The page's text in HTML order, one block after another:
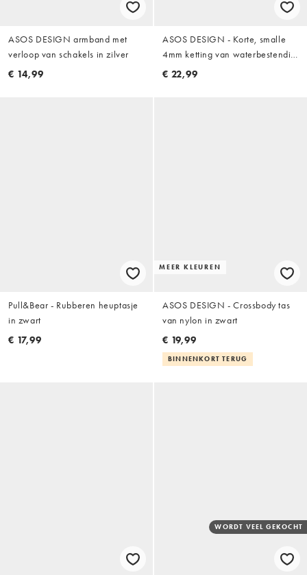
ASOS DESIGN armband met
verloop van schakels in zilver
€ 14,99
ASOS DESIGN - Korte, smalle
4mm ketting van waterbestendig
roestvrij staal in zilverkleur
€ 22,99
Pull&Bear - Rubberen heuptasje
in zwart
€ 17,99
MEER KLEUREN
ASOS DESIGN - Crossbody tas
van nylon in zwart
€ 19,99
BINNENKORT TERUG
WORDT VEEL GEKOCHT